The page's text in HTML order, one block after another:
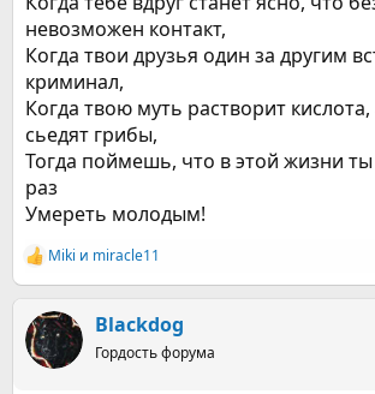
невозможен контакт,
Когда твои друзья один за другим
криминал,
Когда твою муть растворит
сьедят грибы,
Тогда поймешь, что в этой жизни
раз
Умереть молодым!
Р
е
к
ц
и
Miki и miracle11
Blackdog
Гордость форума